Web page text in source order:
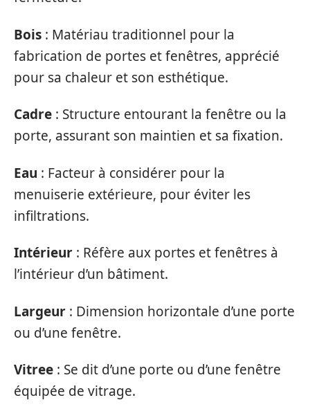
Bois : Matériau traditionnel pour la
fabrication de portes et fenêtres, apprécié
pour sa chaleur et son esthétique.
Cadre : Structure entourant la fenêtre ou la
porte, assurant son maintien et sa fixation.
Eau : Facteur à considérer pour la
menuiserie extérieure, pour éviter les
infiltrations.
Intérieur : Réfère aux portes et fenêtres à
l’intérieur d’un bâtiment.
Largeur : Dimension horizontale d’une porte
ou d’une fenêtre.
Vitree : Se dit d’une porte ou d’une fenêtre
équipée de vitrage.